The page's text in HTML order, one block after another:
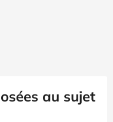
au sujet